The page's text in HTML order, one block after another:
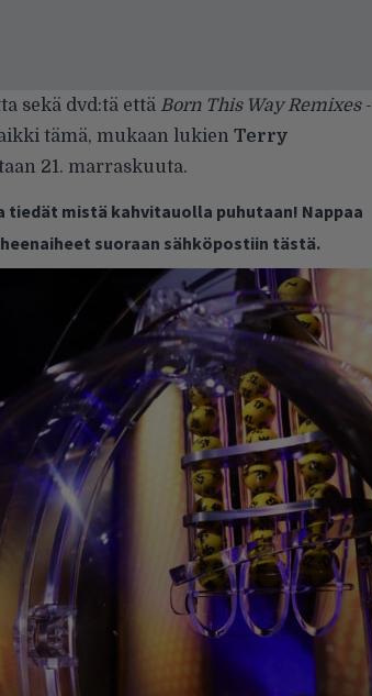
sekä dvd:tä että Born This Way Remixes-
tämä, mukaan lukien Terry
21. marraskuuta.
tiedät mistä kahvitauolla puhutaan! Nappaa
suoraan sähköpostiin tästä.